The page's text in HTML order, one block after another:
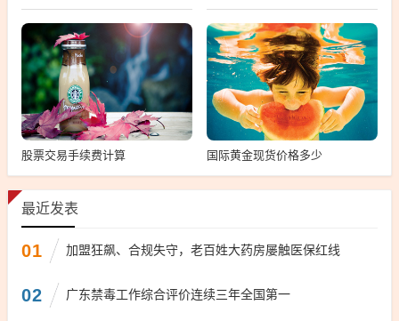
股票交易手续费计算 国际黄金现货价格多少
最近发表
01 加盟狂飙、合规失守，老百姓大药房屡触医保红线
02 广东禁毒工作综合评价连续三年全国第一